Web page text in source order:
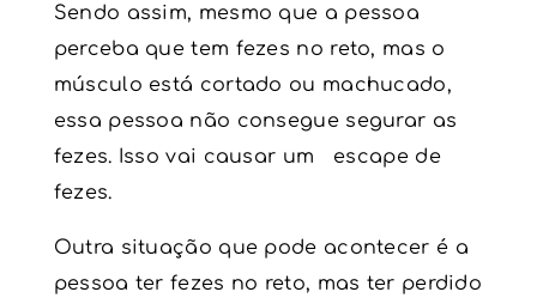
Sendo assim, mesmo que a pessoa
perceba que tem fezes no reto, mas o
músculo está cortado ou machucado,
essa pessoa não consegue segurar as
fezes. Isso vai causar um escape de
fezes.
Outra situação que pode acontecer é a
pessoa ter fezes no reto, mas ter perdido